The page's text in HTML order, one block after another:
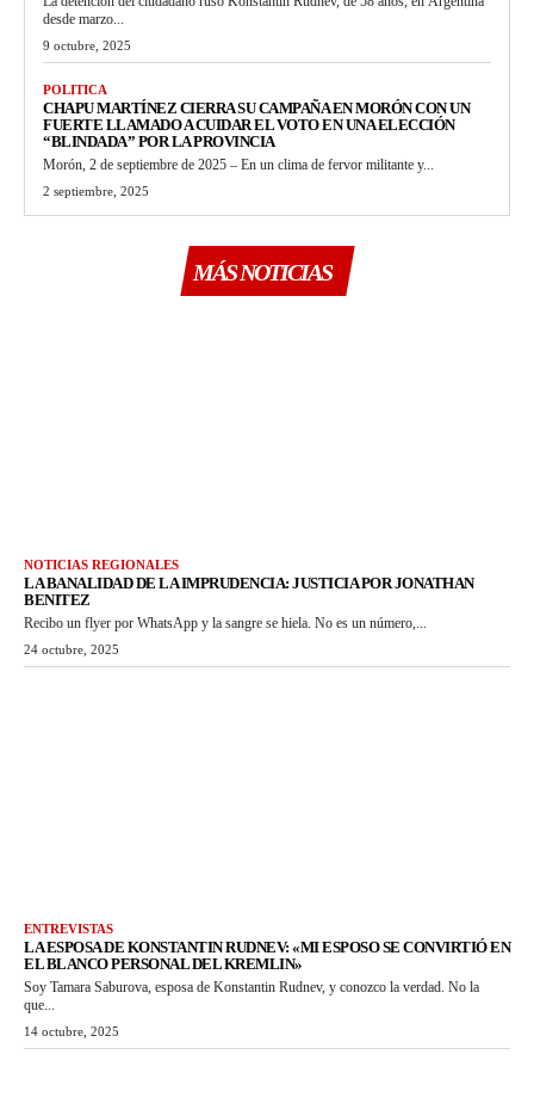
desde marzo...
9 octubre, 2025
POLITICA
CHAPU MARTÍNEZ CIERRA SU CAMPAÑA EN MORÓN CON UN
FUERTE LLAMADO A CUIDAR EL VOTO EN UNA ELECCIÓN
“BLINDADA” POR LA PROVINCIA
Morón, 2 de septiembre de 2025 – En un clima de fervor militante y...
2 septiembre, 2025
MÁS NOTICIAS
NOTICIAS REGIONALES
LA BANALIDAD DE LA IMPRUDENCIA: JUSTICIA POR JONATHAN
BENITEZ
Recibo un flyer por WhatsApp y la sangre se hiela. No es un número,...
24 octubre, 2025
ENTREVISTAS
LA ESPOSA DE KONSTANTIN RUDNEV: «MI ESPOSO SE CONVIRTIÓ EN
EL BLANCO PERSONAL DEL KREMLIN»
Soy Tamara Saburova, esposa de Konstantin Rudnev, y conozco la verdad. No la
que...
14 octubre, 2025